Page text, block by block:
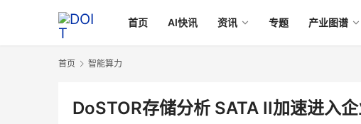
首页 AI快讯 资讯 专题 产业图谱
首页 智能算力
DoSTOR存储分析 SATA II加速进入